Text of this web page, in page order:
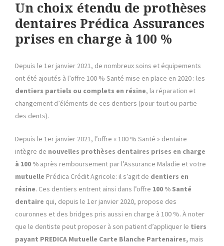
Un choix étendu de prothèses
dentaires Prédica Assurances
prises en charge à 100 %
Depuis le 1er janvier 2021, de nombreux soins et équipements
ont été ajoutés à l’offre 100 % Santé mise en place en 2020 : les
dentiers partiels ou complets en résine, la réparation et
changement d’éléments de ces dentiers (pour tout ou partie
des dents).
Depuis le 1er janvier 2021, l’offre « 100 % Santé » dentaire
intègre de nouvelles prothèses dentaires prises en charge
à 100 % après remboursement par l’Assurance Maladie et votre
mutuelle Prédica Crédit Agricole: il s’agit de dentiers en
résine. Ces dentiers entrent ainsi dans l’offre 100 % Santé
dentaire qui, depuis le 1er janvier 2020, propose des
couronnes et des bridges pris aussi en charge à 100 %. À noter
que le dentiste peut proposer à son patient d’appliquer le tiers
payant PREDICA Mutuelle Carte Blanche Partenaires, mais